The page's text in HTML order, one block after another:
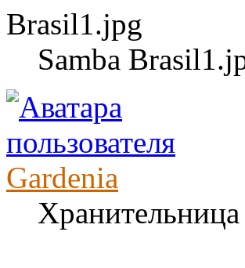
Samba
Gardenia